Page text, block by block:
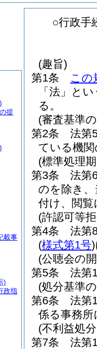
○行政手
(趣旨)
第1条
この
「法」と
る。
(審査基準
第2条
法第
ている機
(標準処理
第3条
法第
のを除き
付け、閲
(許認可等
第4条
法第
(様式第1号)
(公聴会の
第5条
法第
(処分基準
第6条
法第
係る事務
(不利益処
第7条
法第
提
載事
)
政指